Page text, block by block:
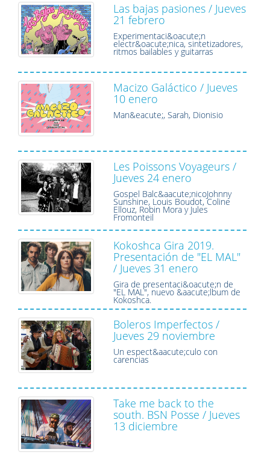
Las bajas pasiones / Jueves
21 febrero
Experimentaci&oacute;n
electr&oacute;nica, sintetizadores,
ritmos bailables y guitarras
Macizo Galáctico / Jueves
10 enero
Man&eacute;, Sarah, Dionisio
Les Poissons Voyageurs /
Jueves 24 enero
Gospel Balc&aacute;nicoJohnny
Sunshine, Louis Boudot, Coline
Ellouz, Robin Mora y Jules
Fromonteil
Kokoshca Gira 2019.
Presentación de "EL MAL"
/ Jueves 31 enero
Gira de presentaci&oacute;n de
"EL MAL", nuevo &aacute;lbum de
Kokoshca.
Boleros Imperfectos /
Jueves 29 noviembre
Un espect&aacute;culo con
carencias
Take me back to the
south. BSN Posse / Jueves
13 diciembre